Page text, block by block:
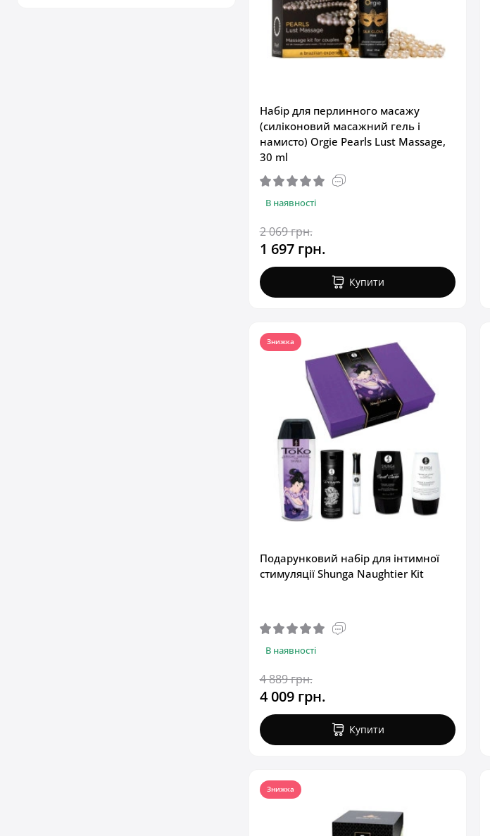
Набір для перлинного масажу
(силіконовий масажний гель і
намисто) Orgie Pearls Lust Massage,
30 ml
В наявності
2 069 грн.
1 697 грн.
Купити
Знижка
Подарунковий набір для інтимної
стимуляції Shunga Naughtier Kit
В наявності
4 889 грн.
4 009 грн.
Купити
Знижка